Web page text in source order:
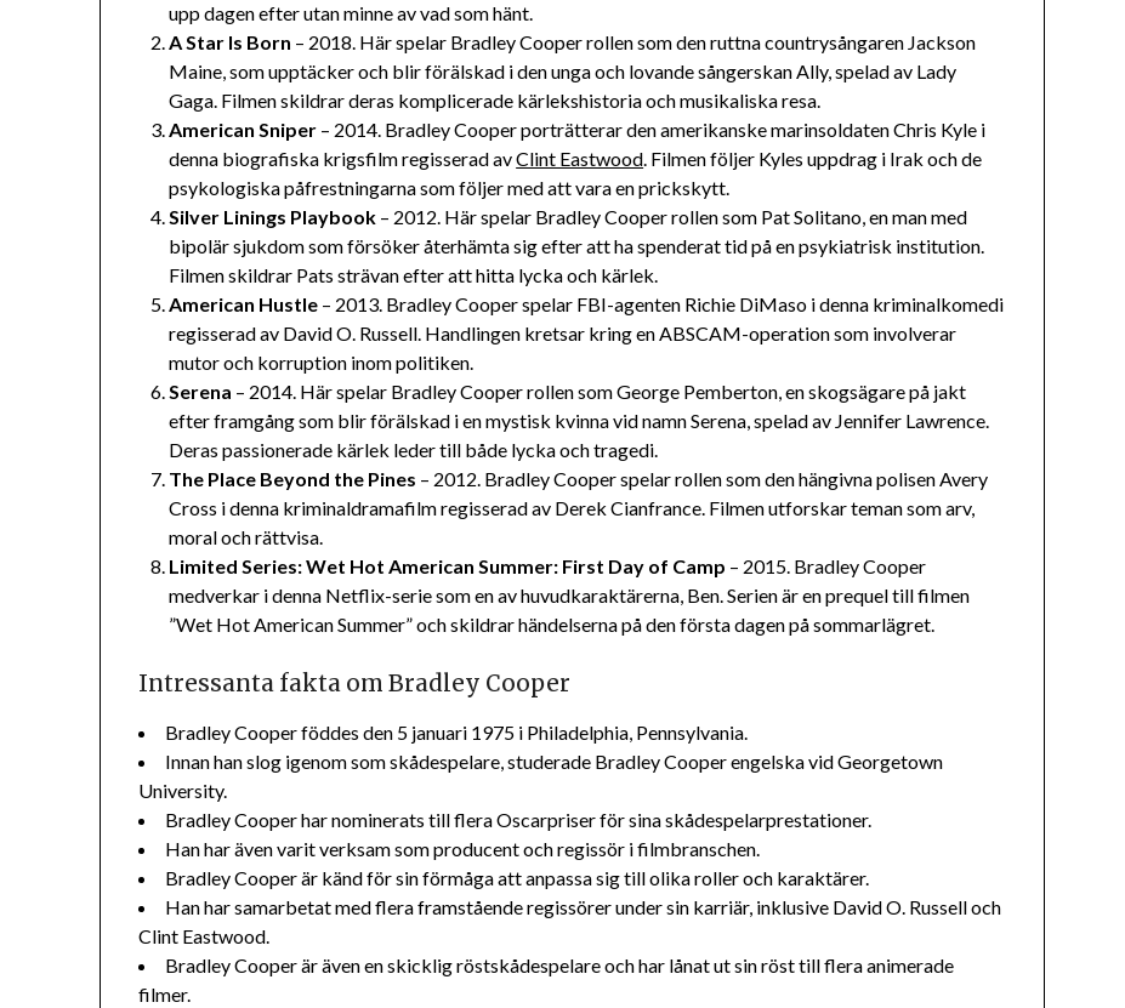
upp dagen efter utan minne av vad som hänt.
A Star Is Born – 2018. Här spelar Bradley Cooper rollen som den ruttna countrysångaren Jackson
Maine, som upptäcker och blir förälskad i den unga och lovande sångerskan Ally, spelad av Lady
Gaga. Filmen skildrar deras komplicerade kärlekshistoria och musikaliska resa.
American Sniper – 2014. Bradley Cooper porträtterar den amerikanske marinsoldaten Chris Kyle i
denna biografiska krigsfilm regisserad avClint Eastwood. Filmen följer Kyles uppdrag i Irak och de
psykologiska påfrestningarna som följer med att vara en prickskytt.
Silver Linings Playbook – 2012. Här spelar Bradley Cooper rollen som Pat Solitano, en man med
bipolär sjukdom som försöker återhämta sig efter att ha spenderat tid på en psykiatrisk institution.
Filmen skildrar Pats strävan efter att hitta lycka och kärlek.
American Hustle – 2013. Bradley Cooper spelar FBI-agenten Richie DiMaso i denna kriminalkomedi
regisserad av David O. Russell. Handlingen kretsar kring en ABSCAM-operation som involverar
mutor och korruption inom politiken.
Serena – 2014. Här spelar Bradley Cooper rollen som George Pemberton, en skogsägare på jakt
efter framgång som blir förälskad i en mystisk kvinna vid namn Serena, spelad av Jennifer Lawrence.
Deras passionerade kärlek leder till både lycka och tragedi.
The Place Beyond the Pines – 2012. Bradley Cooper spelar rollen som den hängivna polisen Avery
Cross i denna kriminaldramafilm regisserad av Derek Cianfrance. Filmen utforskar teman som arv,
moral och rättvisa.
Limited Series: Wet Hot American Summer: First Day of Camp – 2015. Bradley Cooper
medverkar i denna Netflix-serie som en av huvudkaraktärerna, Ben. Serien är en prequel till filmen
”Wet Hot American Summer” och skildrar händelserna på den första dagen på sommarlägret.
Intressanta fakta om Bradley Cooper
Bradley Cooper föddes den 5 januari 1975 i Philadelphia, Pennsylvania.
Innan han slog igenom som skådespelare, studerade Bradley Cooper engelska vid Georgetown
University.
Bradley Cooper har nominerats till flera Oscarpriser för sina skådespelarprestationer.
Han har även varit verksam som producent och regissör i filmbranschen.
Bradley Cooper är känd för sin förmåga att anpassa sig till olika roller och karaktärer.
Han har samarbetat med flera framstående regissörer under sin karriär, inklusive David O. Russell och
Clint Eastwood.
Bradley Cooper är även en skicklig röstskådespelare och har lånat ut sin röst till flera animerade
filmer.